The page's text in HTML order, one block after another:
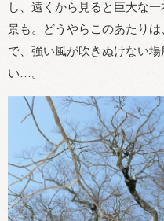
し、遠くから見ると巨大な
景も。どうやらこのあたり
で、強い風が吹きぬけない
い…。